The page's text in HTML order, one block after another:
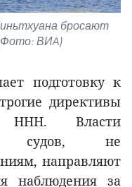
бросают
ВИA)
подготовку к
директивы
ННН. Власти
судов, не
направляют
наблюдения за